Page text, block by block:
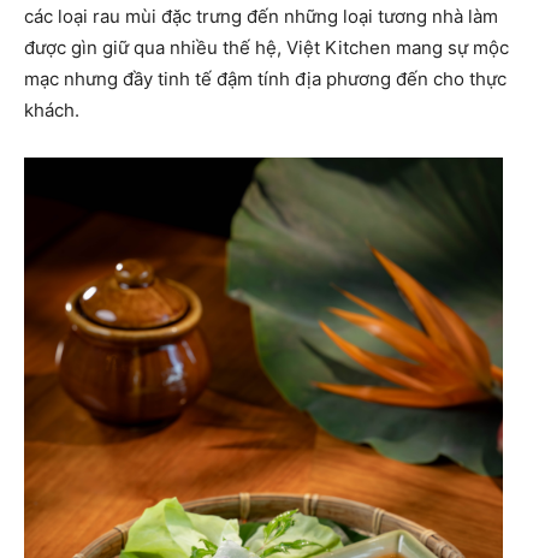
các loại rau mùi đặc trưng đến những loại tương nhà làm
được gìn giữ qua nhiều thế hệ, Việt Kitchen mang sự mộc
mạc nhưng đầy tinh tế đậm tính địa phương đến cho thực
khách.